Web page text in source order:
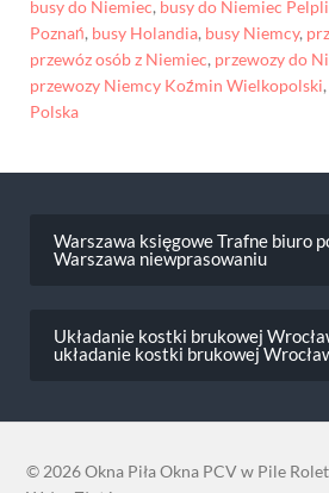
busy do Niemiec, busy do Niemiec
Poznań, busy Holandia, busy Niemcy,
przewóz osób z Niemiec, przewozy do
przewozy Niemcy Koźmin Wielkopolski,
Polska
wpisu
Warszawa księgowe Trafne biuro
Warszawa niewprasowaniu
Układanie kostki brukowej
układanie kostki brukowej
© 2026Okna Piła Okna PCV w Pile